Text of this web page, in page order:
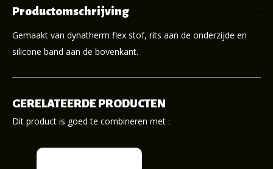
Productomschrijving
Gemaakt van dynatherm flex stof, rits aan de onderzijde en
silicone band aan de bovenkant.
GERELATEERDE PRODUCTEN
Dit product is goed te combineren met :